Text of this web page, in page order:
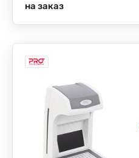
на заказ